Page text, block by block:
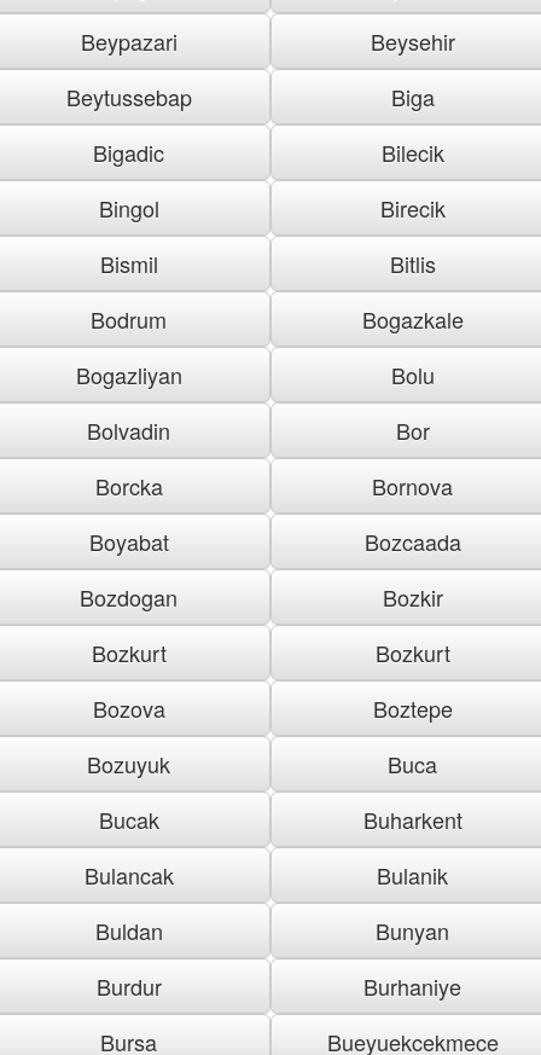
Beypazari
Beysehir
Beytussebap
Biga
Bigadic
Bilecik
Bingol
Birecik
Bismil
Bitlis
Bodrum
Bogazkale
Bogazliyan
Bolu
Bolvadin
Bor
Borcka
Bornova
Boyabat
Bozcaada
Bozdogan
Bozkir
Bozkurt
Bozkurt
Bozova
Boztepe
Bozuyuk
Buca
Bucak
Buharkent
Bulancak
Bulanik
Buldan
Bunyan
Burdur
Burhaniye
Bursa
Bueyuekcekmece